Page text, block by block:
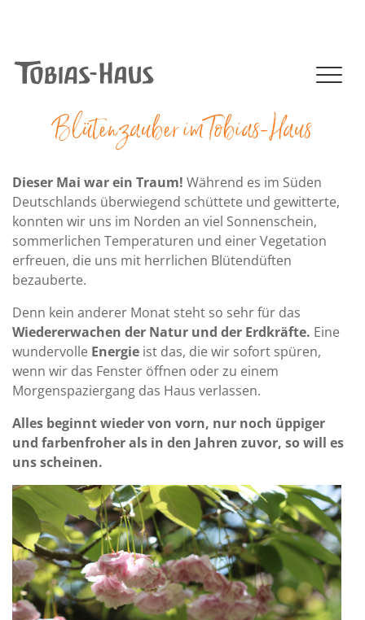
NAVIGATION (MOBILE)
+49 (0)41 02 - 806 - 0
Blütenzauber im Tobias-Haus
Dieser Mai war ein Traum! Während es im Süden
Deutschlands überwiegend schüttete und gewitterte,
konnten wir uns im Norden an viel Sonnenschein,
sommerlichen Temperaturen und einer Vegetation
erfreuen, die uns mit herrlichen Blütendüften
bezauberte.
Denn kein anderer Monat steht so sehr für das
Wiedererwachen der Natur und der Erdkräfte. Eine
wundervolle Energie ist das, die wir sofort spüren,
wenn wir das Fenster öffnen oder zu einem
Morgenspaziergang das Haus verlassen.
Alles beginnt wieder von vorn, nur noch üppiger
und farbenfroher als in den Jahren zuvor, so will es
uns scheinen.